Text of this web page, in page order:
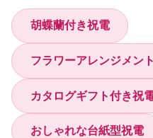
胡蝶蘭付き祝電
フラワーアレンジメン
カタログギフト付き祝
おしゃれな台紙型祝電